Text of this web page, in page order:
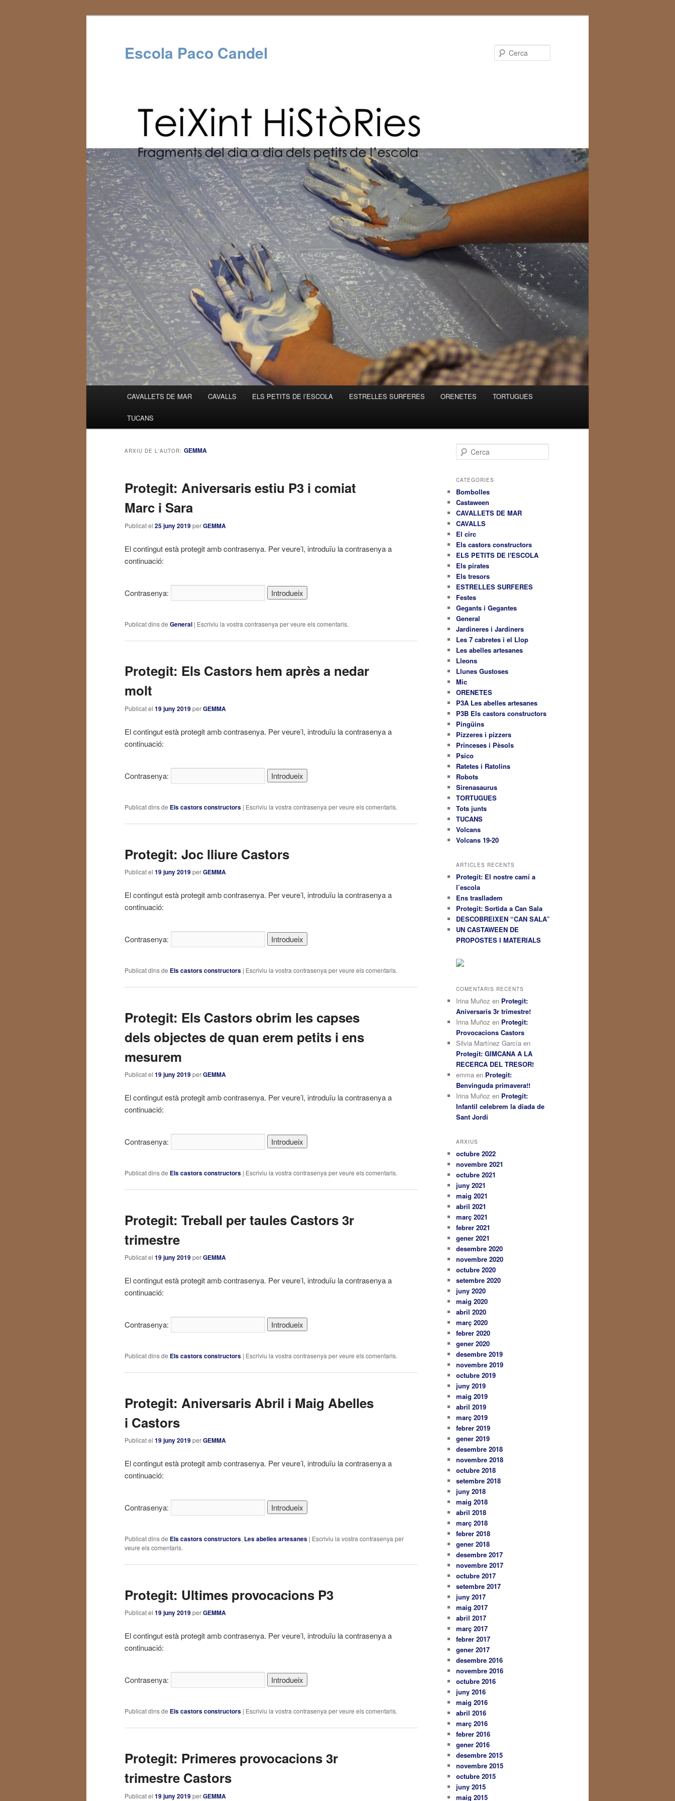
Escola Paco Candel
Aneu
al
contingut
Aneu
al
contingut
CAVALLETS DE MAR CAVALLS ELS PETITS DE l’ESCOLA ESTRELLES SURFERES ORENETES TORTUGUES
TUCANS
ARXIU DE L'AUTOR: GEMMA
Protegit: Aniversaris estiu P3 i comiat
Marc i Sara
Publicat el 25 juny 2019perGEMMA
El contingut està protegit amb contrasenya. Per veure’l, introduïu la contrasenya a
continuació:
Contrasenya:
Publicat dins de General | Escriviu la vostra contrasenya per veure els comentaris.
Protegit: Els Castors hem après a nedar
molt
Publicat el 19 juny 2019perGEMMA
El contingut està protegit amb contrasenya. Per veure’l, introduïu la contrasenya a
continuació:
Contrasenya:
Publicat dins de Els castors constructors | Escriviu la vostra contrasenya per veure els comentaris.
Protegit: Joc lliure Castors
Publicat el 19 juny 2019perGEMMA
El contingut està protegit amb contrasenya. Per veure’l, introduïu la contrasenya a
continuació:
Contrasenya:
Publicat dins de Els castors constructors | Escriviu la vostra contrasenya per veure els comentaris.
Protegit: Els Castors obrim les capses
dels objectes de quan erem petits i ens
mesurem
Publicat el 19 juny 2019perGEMMA
El contingut està protegit amb contrasenya. Per veure’l, introduïu la contrasenya a
continuació:
Contrasenya:
Publicat dins de Els castors constructors | Escriviu la vostra contrasenya per veure els comentaris.
Protegit: Treball per taules Castors 3r
trimestre
Publicat el 19 juny 2019perGEMMA
El contingut està protegit amb contrasenya. Per veure’l, introduïu la contrasenya a
continuació:
Contrasenya:
Publicat dins de Els castors constructors | Escriviu la vostra contrasenya per veure els comentaris.
Protegit: Aniversaris Abril i Maig Abelles
i Castors
Publicat el 19 juny 2019perGEMMA
El contingut està protegit amb contrasenya. Per veure’l, introduïu la contrasenya a
continuació:
Contrasenya:
Publicat dins de Els castors constructors, Les abelles artesanes | Escriviu la vostra contrasenya per
veure els comentaris.
Protegit: Ultimes provocacions P3
Publicat el 19 juny 2019perGEMMA
El contingut està protegit amb contrasenya. Per veure’l, introduïu la contrasenya a
continuació:
Contrasenya:
Publicat dins de Els castors constructors | Escriviu la vostra contrasenya per veure els comentaris.
Protegit: Primeres provocacions 3r
trimestre Castors
Publicat el 19 juny 2019perGEMMA
e
c
CATEGORIES
Bombolles
Castaween
CAVALLETS DE MAR
CAVALLS
El circ
Els castors constructors
ELS PETITS DE l'ESCOLA
Els pirates
Els tresors
ESTRELLES SURFERES
Festes
Gegants i Gegantes
General
Jardineres i Jardiners
Les 7 cabretes i el Llop
Les abelles artesanes
Lleons
Llunes Gustoses
Mic
ORENETES
P3A Les abelles artesanes
P3B Els castors constructors
Pingüins
Pizzeres i pizzers
Princeses i Pèsols
Psico
Ratetes i Ratolins
Robots
Sirenasaurus
TORTUGUES
Tots junts
TUCANS
Volcans
Volcans 19-20
ARTICLES RECENTS
Protegit: El nostre camí a
l’escola
Ens traslladem
Protegit: Sortida a Can Sala
DESCOBREIXEN “CAN SALA”
UN CASTAWEEN DE
PROPOSTES I MATERIALS
COMENTARIS RECENTS
Irina Muñoz en Protegit:
Aniversaris 3r trimestre!
Irina Muñoz en Protegit:
Provocacions Castors
Silvia Martínez García en
Protegit: GIMCANA A LA
RECERCA DEL TRESOR!
emma en Protegit:
Benvinguda primavera!!
Irina Muñoz en Protegit:
Infantil celebrem la diada de
Sant Jordi
ARXIUS
octubre 2022
novembre 2021
octubre 2021
juny 2021
maig 2021
abril 2021
març 2021
febrer 2021
gener 2021
desembre 2020
novembre 2020
octubre 2020
setembre 2020
juny 2020
maig 2020
abril 2020
març 2020
febrer 2020
gener 2020
desembre 2019
novembre 2019
octubre 2019
juny 2019
maig 2019
abril 2019
març 2019
febrer 2019
gener 2019
desembre 2018
novembre 2018
octubre 2018
setembre 2018
juny 2018
maig 2018
abril 2018
març 2018
febrer 2018
gener 2018
desembre 2017
novembre 2017
octubre 2017
setembre 2017
juny 2017
maig 2017
abril 2017
març 2017
febrer 2017
gener 2017
desembre 2016
novembre 2016
octubre 2016
juny 2016
maig 2016
abril 2016
març 2016
febrer 2016
gener 2016
desembre 2015
novembre 2015
octubre 2015
juny 2015
maig 2015